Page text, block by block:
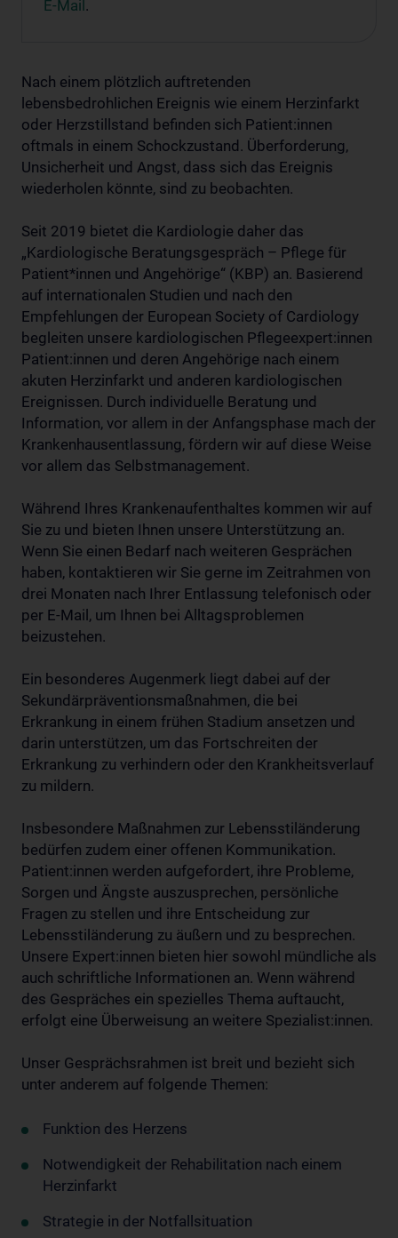
E-Mail.
Nach einem plötzlich auftretenden
lebensbedrohlichen Ereignis wie einem Herzinfarkt
oder Herzstillstand befinden sich Patient:innen
oftmals in einem Schockzustand. Überforderung,
Unsicherheit und Angst, dass sich das Ereignis
wiederholen könnte, sind zu beobachten.
Seit 2019 bietet die Kardiologie daher das
„Kardiologische Beratungsgespräch – Pflege für
Patient*innen und Angehörige“ (KBP) an. Basierend
auf internationalen Studien und nach den
Empfehlungen der European Society of Cardiology
begleiten unsere kardiologischen Pflegeexpert:innen
Patient:innen und deren Angehörige nach einem
akuten Herzinfarkt und anderen kardiologischen
Ereignissen. Durch individuelle Beratung und
Information, vor allem in der Anfangsphase mach der
Krankenhausentlassung, fördern wir auf diese Weise
vor allem das Selbstmanagement.
Während Ihres Krankenaufenthaltes kommen wir auf
Sie zu und bieten Ihnen unsere Unterstützung an.
Wenn Sie einen Bedarf nach weiteren Gesprächen
haben, kontaktieren wir Sie gerne im Zeitrahmen von
drei Monaten nach Ihrer Entlassung telefonisch oder
per E-Mail, um Ihnen bei Alltagsproblemen
beizustehen.
Ein besonderes Augenmerk liegt dabei auf der
Sekundärpräventionsmaßnahmen, die bei
Erkrankung in einem frühen Stadium ansetzen und
darin unterstützen, um das Fortschreiten der
Erkrankung zu verhindern oder den Krankheitsverlauf
zu mildern.
Insbesondere Maßnahmen zur Lebensstiländerung
bedürfen zudem einer offenen Kommunikation.
Patient:innen werden aufgefordert, ihre Probleme,
Sorgen und Ängste auszusprechen, persönliche
Fragen zu stellen und ihre Entscheidung zur
Lebensstiländerung zu äußern und zu besprechen.
Unsere Expert:innen bieten hier sowohl mündliche als
auch schriftliche Informationen an. Wenn während
des Gespräches ein spezielles Thema auftaucht,
erfolgt eine Überweisung an weitere Spezialist:innen.
Unser Gesprächsrahmen ist breit und bezieht sich
unter anderem auf folgende Themen:
Funktion des Herzens
Notwendigkeit der Rehabilitation nach einem
Herzinfarkt
Strategie in der Notfallsituation